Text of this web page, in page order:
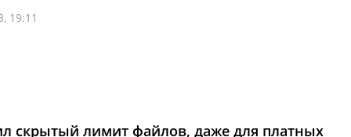
19:11
скрытый лимит файлов, даже для платных